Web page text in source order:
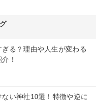
る？理由や人生が変わる
！
い神社10選！特徴や逆に